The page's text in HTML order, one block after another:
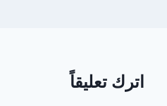
اترك تعليقاً